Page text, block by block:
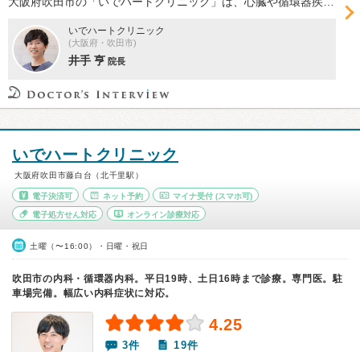
いでハートクリニック
(大阪府・吹田市)
井手 亨 院長
いでハートクリニック
大阪府吹田市藤白台（北千里駅）
電子決済可 ネット予約 マイナ受付 (スマホ可)
電子処方せん対応 オンライン診療対応
土曜（〜16:00）・日曜・祝日
吹田市の内科・循環器内科。平日19時、土日16時まで診療。専門医。駐
車場完備。幅広い内科症状に対応。
4.25
3件 19件